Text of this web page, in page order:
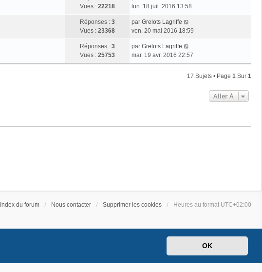
OK
Vues : 22218
lun. 18 juil. 2016 13:58
Réponses : 3
Vues : 23368
par Grelots Lagriffe
ven. 20 mai 2016 18:59
Réponses : 3
Vues : 25753
par Grelots Lagriffe
mar. 19 avr. 2016 22:57
17 Sujets • Page 1 Sur 1
Aller À
Index du forum Nous contacter Supprimer les cookies Heures au format UTC+02:00